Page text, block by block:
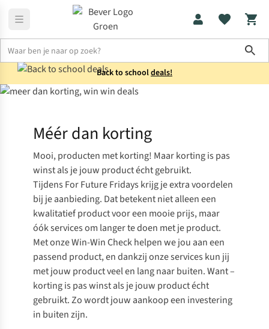
Back to schooldeals!
Home For Future Fridays
Méér dan korting
Mooi, producten met korting! Maar korting is pas
winst als je jouw product écht gebruikt.
Tijdens For Future Fridays krijg je extra voordelen
bij je aanbieding. Dat betekent niet alleen een
kwalitatief product voor een mooie prijs, maar
óók services om langer te doen met je product.
Met onze Win-Win Check helpen we jou aan een
passend product, en dankzij onze services kun jij
met jouw product veel en lang naar buiten. Want –
korting is pas winst als je jouw product écht
gebruikt.Zo wordt jouw aankoop een investering
in buiten zijn.